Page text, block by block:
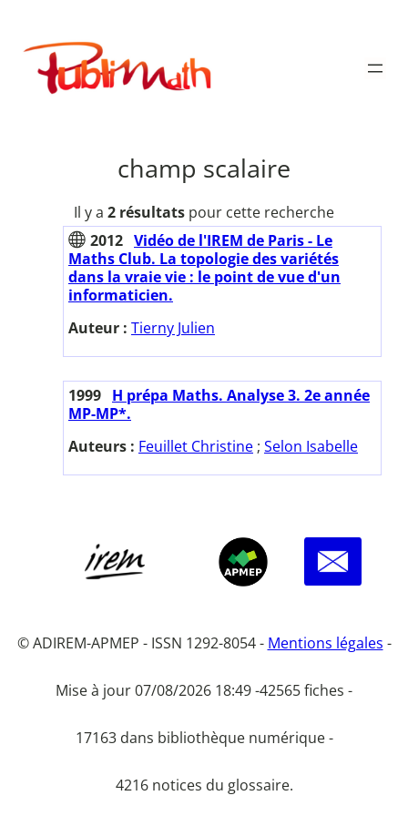
contenu
Publimath
champ scalaire
Il y a 2 résultats pour cette recherche
2012 Vidéo de l'IREM de Paris - Le
Maths Club. La topologie des variétés
dans la vraie vie : le point de vue d'un
informaticien.
Auteur : Tierny Julien
1999 H prépa Maths. Analyse 3. 2e année
MP-MP*.
Auteurs : Feuillet Christine ; Selon Isabelle
© ADIREM-APMEP - ISSN 1292-8054 - Mentions légales -
Mise à jour 07/08/2026 18:49 -42565 fiches -
17163 dans bibliothèque numérique -
4216 notices du glossaire.